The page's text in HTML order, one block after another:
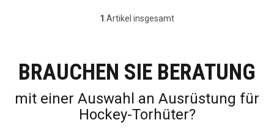
Steuerelemente der Liste
1 Artikel insgesamt
BRAUCHEN SIE BERATUNG
mit einer Auswahl an Ausrüstung für
Hockey-Torhüter?